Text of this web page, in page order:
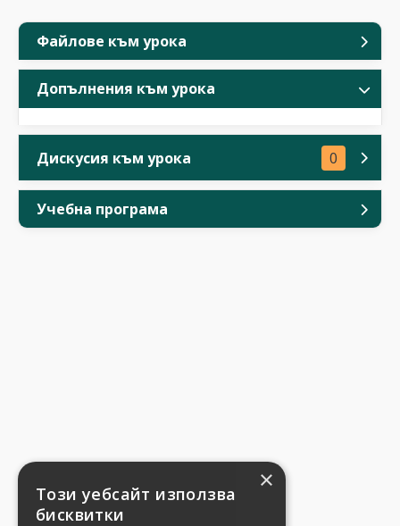
Файлове към урока
Допълнения към урока
Дискусия към урока 0
Учебна програма
×
Този уебсайт използва
бисквитки